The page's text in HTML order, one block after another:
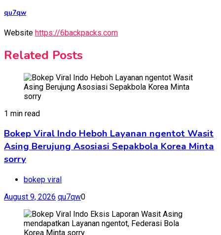
qu7qw
Website https://6backpacks.com
Related Posts
1 min read
Bokep Viral Indo Heboh Layanan ngentot Wasit
Asing Berujung Asosiasi Sepakbola Korea Minta
sorry
bokep viral
August 9, 2026 qu7qw0